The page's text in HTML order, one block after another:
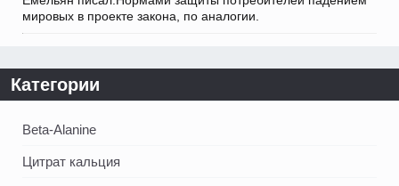
мировых в проекте закона, по аналогии.
Категории
Beta-Alanine
Цитрат кальция